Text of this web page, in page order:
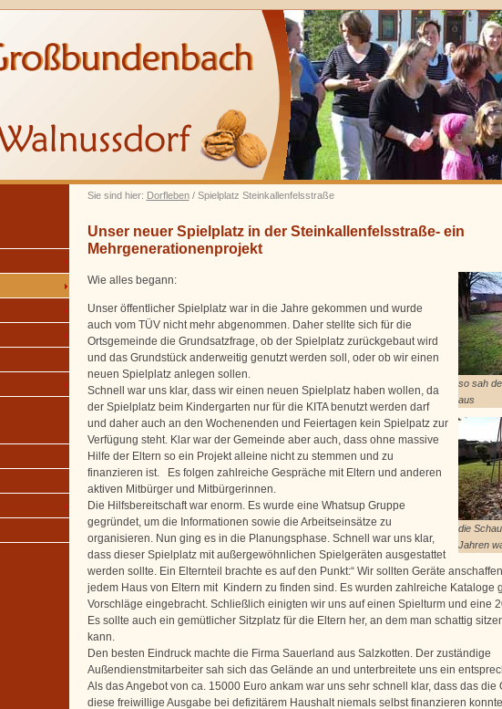
Sie sind hier: Dorfleben/ Spielplatz Steinkallenfelsstraße
Unser neuer Spielplatz in der Steinkallenfelsstraße- ein
Mehrgenerationenprojekt
so sah
aus
die
Jahren
Wie alles begann:
Unser öffentlicher Spielplatz war in die Jahre gekommen und wurde
auch vom TÜV nicht mehr abgenommen. Daher stellte sich für die
Ortsgemeinde die Grundsatzfrage, ob der Spielplatz zurückgebaut wird
und das Grundstück anderweitig genutzt werden soll, oder ob wir einen
neuen Spielplatz anlegen sollen.
Schnell war uns klar, dass wir einen neuen Spielplatz haben wollen, da
der Spielplatz beim Kindergarten nur für die KITA benutzt werden darf
und daher auch an den Wochenenden und Feiertagen kein Spielpatz zur
Verfügung steht. Klar war der Gemeinde aber auch, dass ohne massive
Hilfe der Eltern so ein Projekt alleine nicht zu stemmen und zu
finanzieren ist. Es folgen zahlreiche Gespräche mit Eltern und anderen
aktiven Mitbürger und Mitbürgerinnen.
Die Hilfsbereitschaft war enorm. Es wurde eine Whatsup Gruppe
gegründet, um die Informationen sowie die Arbeitseinsätze zu
organisieren. Nun ging es in die Planungsphase. Schnell war uns klar,
dass dieser Spielplatz mit außergewöhnlichen Spielgeräten ausgestattet
werden sollte. Ein Elternteil brachte es auf den Punkt:“ Wir sollten Geräte
jedem Haus von Eltern mit Kindern zu finden sind. Es wurden zahlreiche Kataloge
Vorschläge eingebracht. Schließlich einigten wir uns auf einen Spielturm und eine
Es sollte auch ein gemütlicher Sitzplatz für die Eltern her, an dem man schattig
kann.
Den besten Eindruck machte die Firma Sauerland aus Salzkotten. Der zuständige
Außendienstmitarbeiter sah sich das Gelände an und unterbreitete uns ein
Als das Angebot von ca. 15000 Euro ankam war uns sehr schnell klar, dass das die
diese freiwillige Ausgabe bei defizitärem Haushalt niemals selbst finanzieren konnte.